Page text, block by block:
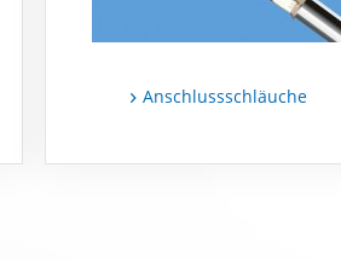
Anschlussschläuche